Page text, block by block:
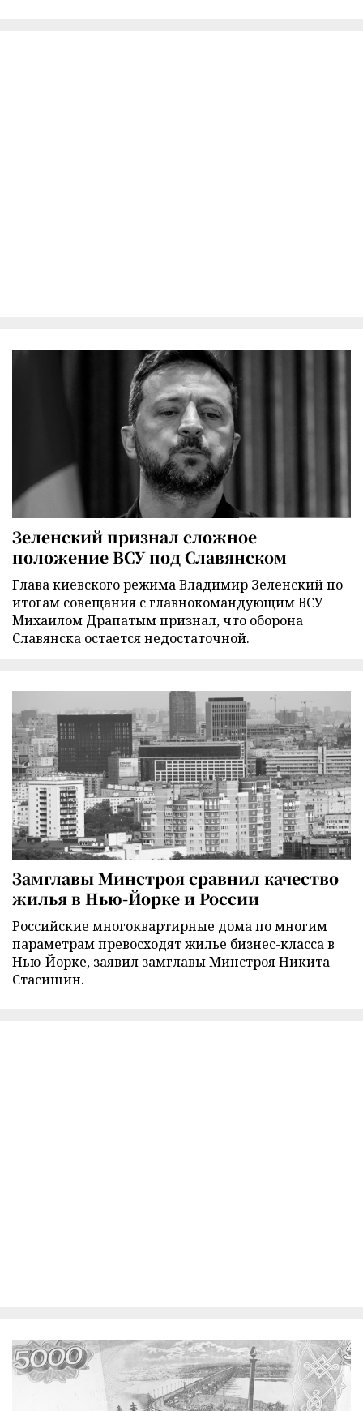
Зеленский признал сложное
положение ВСУ под Славянском
Глава киевского режима Владимир Зеленский по
итогам совещания с главнокомандующим ВСУ
Михаилом Драпатым признал, что оборона
Славянска остается недостаточной.
Замглавы Минстроя сравнил качество
жилья в Нью-Йорке и России
Российские многоквартирные дома по многим
параметрам превосходят жилье бизнес-класса в
Нью-Йорке, заявил замглавы Минстроя Никита
Стасишин.